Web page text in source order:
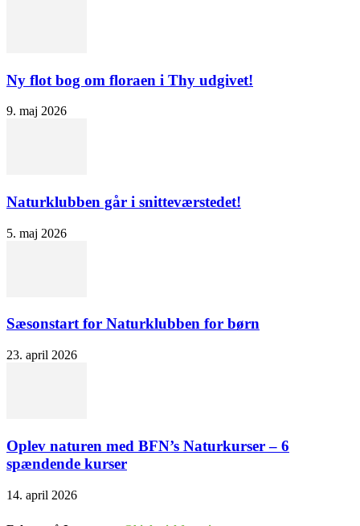
Ny flot bog om floraen i Thy udgivet!
9. maj 2026
Naturklubben går i snitteværstedet!
5. maj 2026
Sæsonstart for Naturklubben for børn
23. april 2026
Oplev naturen med BFN’s Naturkurser – 6
spændende kurser
14. april 2026